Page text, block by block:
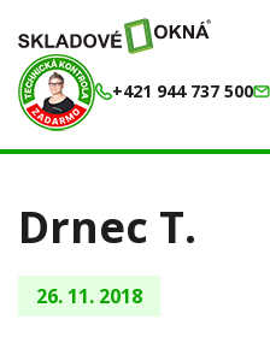
+421 944 737 500
Drnec T.
26. 11. 2018